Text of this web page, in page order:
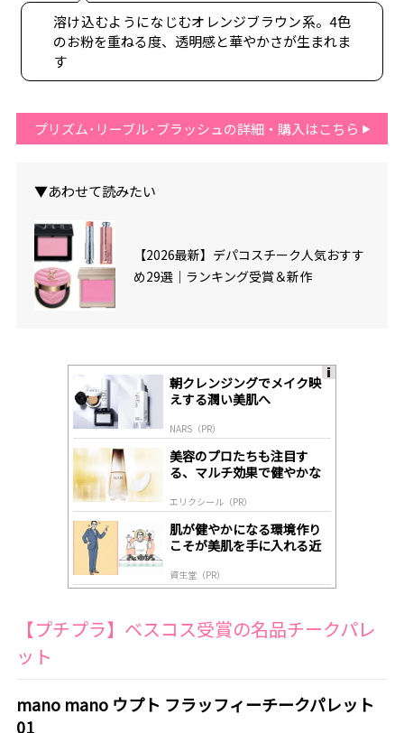
溶け込むようになじむオレンジブラウン系。4色
のお粉を重ねる度、透明感と華やかさが生まれま
す
プリズム･リーブル･ブラッシュの詳細・購入はこちら
▼あわせて読みたい
【2026最新】デパコスチーク人気おすす
め29選｜ランキング受賞＆新作
朝クレンジングでメイク映
えする潤い美肌へ
NARS（PR）
美容のプロたちも注目す
る、マルチ効果で健やかな
エリクシール（PR）
肌が健やかになる環境作り
こそが美肌を手に入れる近
資生堂（PR）
【プチプラ】ベスコス受賞の名品チークパレ
ット
mano mano ウプト フラッフィーチークパレット
01